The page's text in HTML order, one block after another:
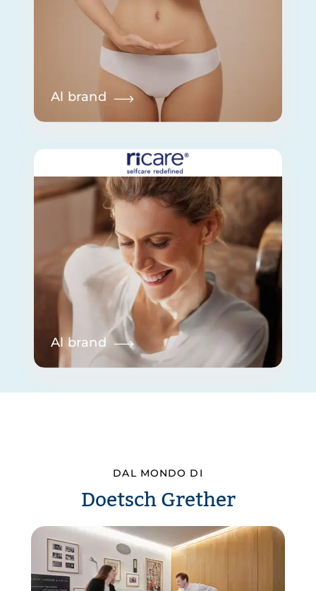
Al brand
Al brand
DAL MONDO DI
Doetsch Grether